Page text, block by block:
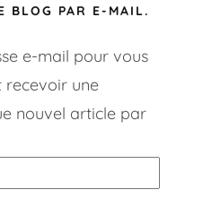
BLOG PAR E-MAIL.
e-mail pour vous
recevoir une
nouvel article par